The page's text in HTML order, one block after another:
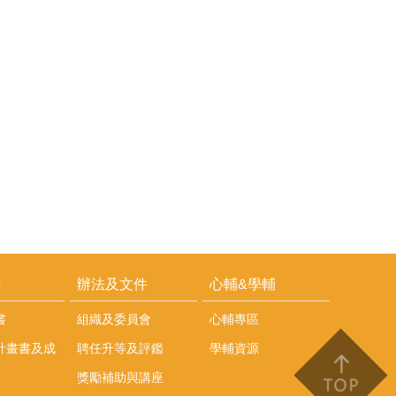
畫書及成
辦法及文件
組織及委員會
聘任升等及評鑑
獎勵補助與講座
心輔&學輔
心輔專區
學輔資源